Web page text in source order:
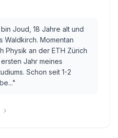
Joud, 18 Jahre alt und
Waldkirch. Momentan
Physik an der ETH Zürich
Jahr meines
Schon seit 1-2
"